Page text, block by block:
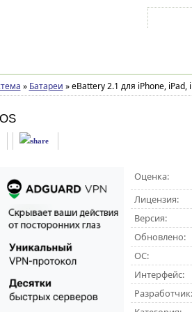
» Батареи »eBattery 2.1 для iPhone, iPad,
Оценка:
Лицензия:
Версия:
Обновлено:
ОС:
Интерфейс:
Разработчик: